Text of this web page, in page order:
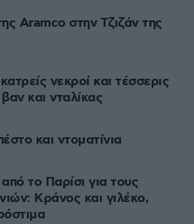
Aramco στην Τζιζάν της
νεκροί και τέσσερις
και νταλίκας
και ντοματίνια
το Παρίσι για τους
Κράνος και γιλέκο,